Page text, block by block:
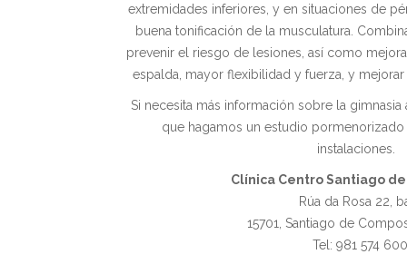
extremidades inferiores, y en situaciones de
buena tonificación de la musculatura.
prevenir el riesgo de lesiones, así como
espalda, mayor flexibilidad y fuerza, y
Si necesita más información sobre la
que hagamos un estudio pormenorizado
instalaciones.
Clínica Centro Santiago
Rúa da Rosa 22,
15701, Santiago de
Tel: 981 574 600